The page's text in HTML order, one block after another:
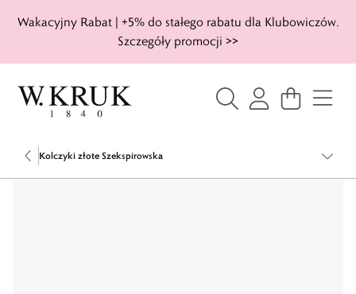
Wakacyjny Rabat | +5% do stałego rabatu dla Klubowiczów.
Szczegóły promocji >>
Kolczyki złote Szekspirowska